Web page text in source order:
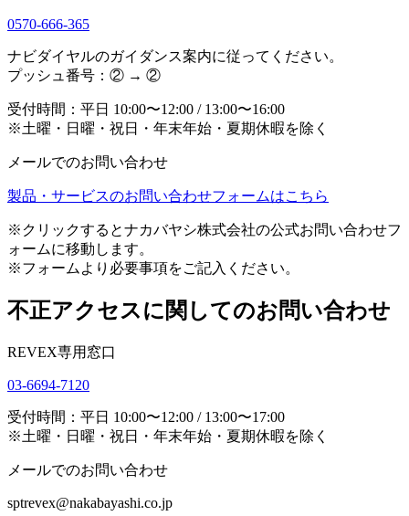
0570-666-365
ナビダイヤルのガイダンス案内に従ってください。
プッシュ番号：② → ②
受付時間：平日 10:00〜12:00 / 13:00〜16:00
※土曜・日曜・祝日・年末年始・夏期休暇を除く
メールでのお問い合わせ
製品・サービスのお問い合わせフォームはこちら
※クリックするとナカバヤシ株式会社の公式お問い合わせフ
ォームに移動します。
※フォームより必要事項をご記入ください。
不正アクセスに関してのお問い合わせ
REVEX専用窓口
03-6694-7120
受付時間：平日 10:00〜12:00 / 13:00〜17:00
※土曜・日曜・祝日・年末年始・夏期休暇を除く
メールでのお問い合わせ
sptrevex@nakabayashi.co.jp